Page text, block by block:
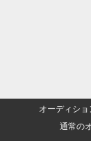
オーディシ
通常の